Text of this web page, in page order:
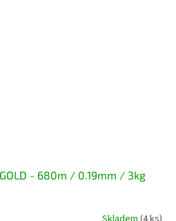
- 680m / 0.19mm / 3kg